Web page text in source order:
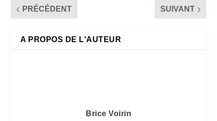
PRÉCÉDENT
SUIVANT
A PROPOS DE L'AUTEUR
Brice Voirin